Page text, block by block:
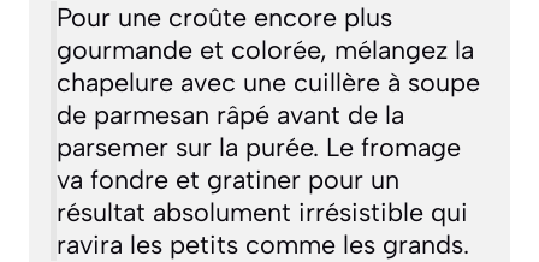
Pour une croûte encore plus
gourmande et colorée, mélangez la
chapelure avec une cuillère à soupe
de parmesan râpé avant de la
parsemer sur la purée. Le fromage
va fondre et gratiner pour un
résultat absolument irrésistible qui
ravira les petits comme les grands.